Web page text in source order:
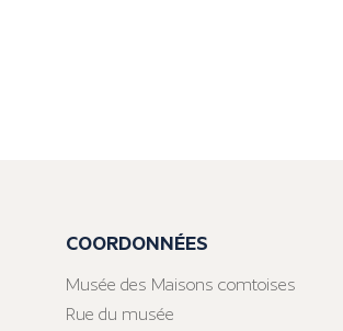
COORDONNÉES
Musée des Maisons comtoises
Rue du musée